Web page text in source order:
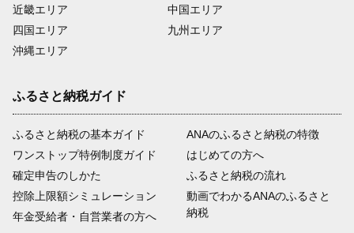
近畿エリア
四国エリア
沖縄エリア
中国エリア
九州エリア
ふるさと納税ガイド
ふるさと納税の基本ガイド
ワンストップ特例制度ガイド
確定申告のしかた
控除上限額シミュレーション
年金受給者・自営業者の方へ
ANAのふるさと納税の特徴
はじめての方へ
ふるさと納税の流れ
動画でわかるANAのふるさと
納税